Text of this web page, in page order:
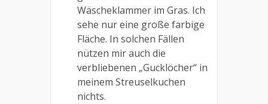
Wäscheklammer im Gras. Ich
sehe nur eine große farbige
Fläche. In solchen Fällen
nützen mir auch die
verbliebenen „Gucklöcher“ in
meinem Streuselkuchen
nichts.